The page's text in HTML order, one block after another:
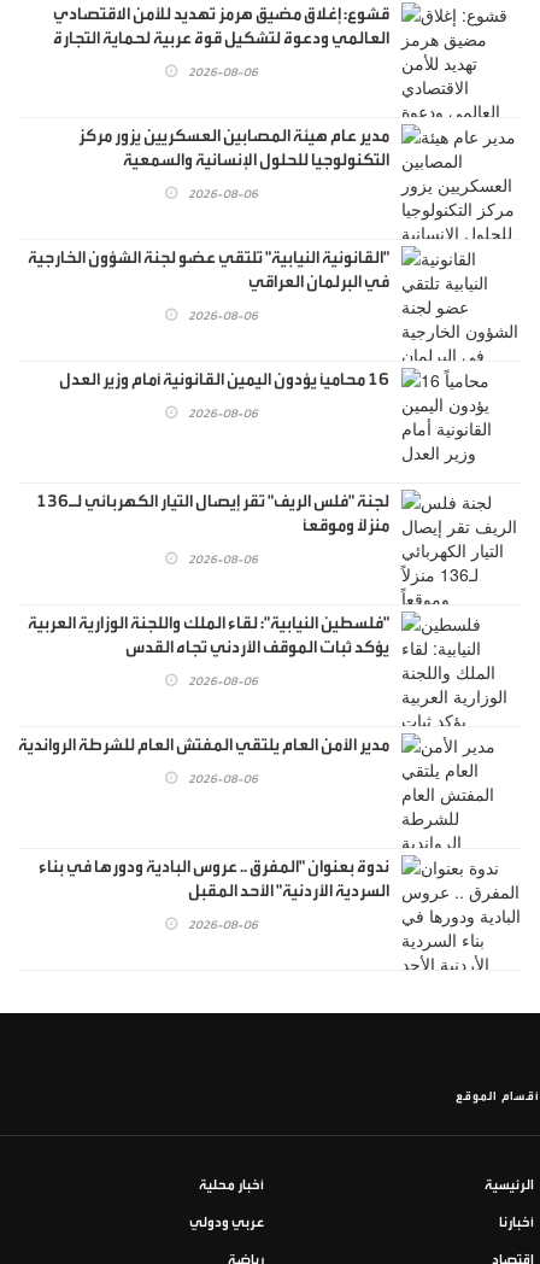
قشوع: إغلاق مضيق هرمز تهديد للأمن الاقتصادي
العالمي ودعوة لتشكيل قوة عربية لحماية التجارة
2026-08-06
مدير عام هيئة المصابين العسكريين يزور مركز
التكنولوجيا للحلول الإنسانية والسمعية
2026-08-06
"القانونية النيابية" تلتقي عضو لجنة الشؤون الخارجية
في البرلمان العراقي
2026-08-06
16 محامياً يؤدون اليمين القانونية أمام وزير العدل
2026-08-06
لجنة "فلس الريف" تقر إيصال التيار الكهربائي لـ136
منزلاً وموقعاً
2026-08-06
"فلسطين النيابية": لقاء الملك واللجنة الوزارية العربية
يؤكد ثبات الموقف الأردني تجاه القدس
2026-08-06
مدير الأمن العام يلتقي المفتش العام للشرطة الرواندية
2026-08-06
ندوة بعنوان "المفرق .. عروس البادية ودورها في بناء
السردية الأردنية" الأحد المقبل
2026-08-06
أقسام الموقع
الرئيسية أخبار محلية
أخبارنا عربي ودولي
اقتصاد رياضة